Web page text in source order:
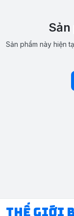
Sản phẩm này hiện
Thế Giới